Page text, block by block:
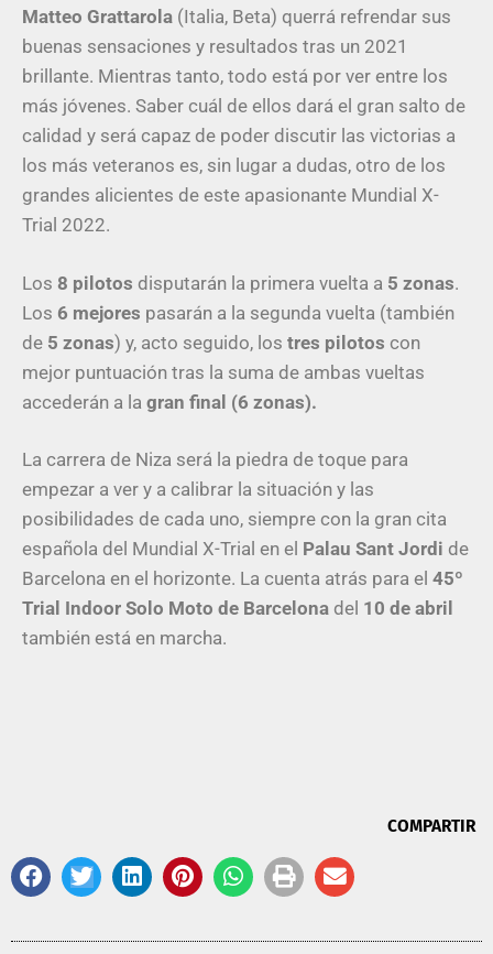
Matteo Grattarola (Italia, Beta) querrá refrendar sus
buenas sensaciones y resultados tras un 2021
brillante. Mientras tanto, todo está por ver entre los
más jóvenes. Saber cuál de ellos dará el gran salto de
calidad y será capaz de poder discutir las victorias a
los más veteranos es, sin lugar a dudas, otro de los
grandes alicientes de este apasionante Mundial X-
Trial 2022.
Los 8 pilotos disputarán la primera vuelta a 5 zonas.
Los 6 mejores pasarán a la segunda vuelta (también
de 5 zonas) y, acto seguido, los tres pilotos con
mejor puntuación tras la suma de ambas vueltas
accederán a la gran final (6 zonas).
La carrera de Niza será la piedra de toque para
empezar a ver y a calibrar la situación y las
posibilidades de cada uno, siempre con la gran cita
española del Mundial X-Trial en el Palau Sant Jordi de
Barcelona en el horizonte. La cuenta atrás para el 45º
Trial Indoor Solo Moto de Barcelona del 10 de abril
también está en marcha.
COMPARTIR